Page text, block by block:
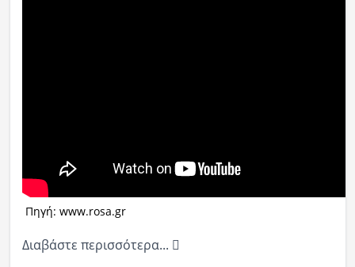
Πηγή: www.rosa.gr
Διαβάστε περισσότερα...